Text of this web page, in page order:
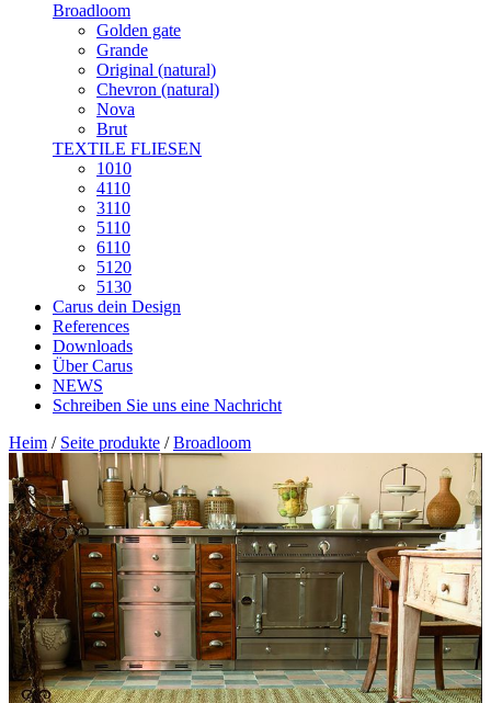
Broadloom
Golden gate
Grande
Original (natural)
Chevron (natural)
Nova
Brut
TEXTILE FLIESEN
1010
4110
3110
5110
6110
5120
5130
Carus dein Design
References
Downloads
Über Carus
NEWS
Schreiben Sie uns eine Nachricht
Heim / Seite produkte /Broadloom